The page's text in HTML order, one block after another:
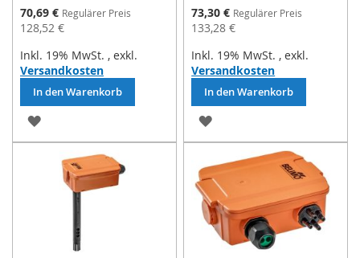
Sonderpreis
70,69 € Regulärer Preis
128,52 €
Inkl. 19% MwSt. , exkl.
Versandkosten
In den Warenkorb
ZUR
WUNSCHLISTE
HINZUFÜGEN
Sonderpreis
73,30 € Regulärer Preis
133,28 €
Inkl. 19% MwSt. , exkl.
Versandkosten
In den Warenkorb
ZUR
WUNSCHLISTE
HINZUFÜGEN